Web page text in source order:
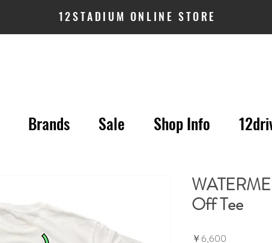
12STADIUM ONLINE STORE
Brands Sale Shop Info
Off Tee
￥6,600